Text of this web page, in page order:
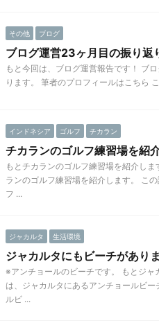
その他 ブログ
ブログ運営23ヶ月目の振り返
もと今回は、ブログ運営報告です！ ブ
ります。 筆者のプロフィールはこちら
インドネシア ゴルフ チカラン
チカランのゴルフ練習場を紹
もとチカランのゴルフ練習場を紹介し
ランのゴルフ練習場を紹介します。 こ
フ ...
ジャカルタ 生活環境
ジャカルタにもビーチがあり
※アンチョールのビーチです。 もとジ
は、ジャカルタにあるアンチョールビ
ルビ ...